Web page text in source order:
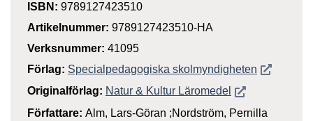
ISBN: 9789127423510
Artikelnummer: 9789127423510-HA
Verksnummer: 41095
Förlag: Specialpedagogiska skolmyndigheten Öppnas i
Originalförlag: Natur & Kultur Läromedel Öppnas i nytt
Författare: Alm, Lars-Göran ;Nordström, Pernilla